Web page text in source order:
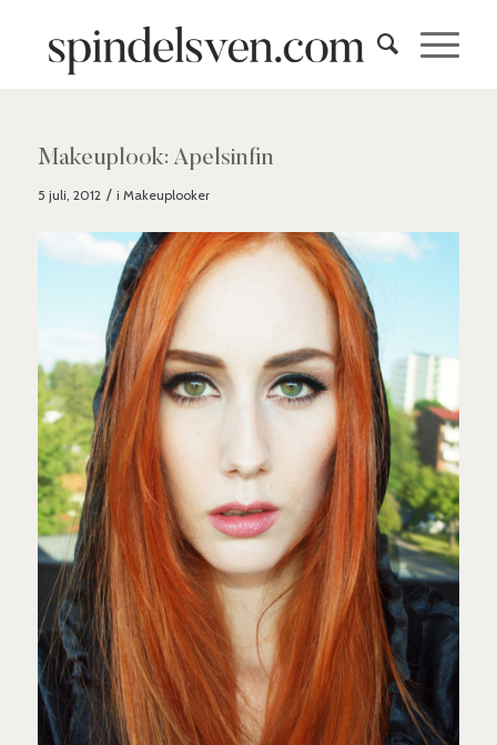
Makeuplook: Apelsinfin
5 juli, 2012 / i Makeuplooker